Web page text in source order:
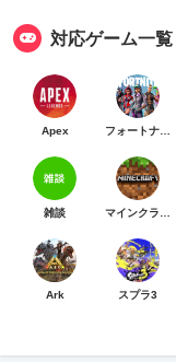
対応ゲーム一覧
Apex
雑談
Ark スプラ3